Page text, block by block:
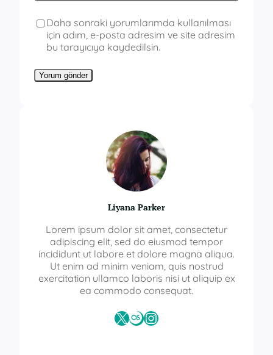
Daha sonraki yorumlarımda kullanılması
için adım, e-posta adresim ve site adresim
bu tarayıcıya kaydedilsin.
Liyana Parker
Lorem ipsum dolor sit amet, consectetur
adipiscing elit, sed do eiusmod tempor
incididunt ut labore et dolore magna aliqua.
Ut enim ad minim veniam, quis nostrud
exercitation ullamco laboris nisi ut aliquip ex
ea commodo consequat.
X Last.fmInstagram